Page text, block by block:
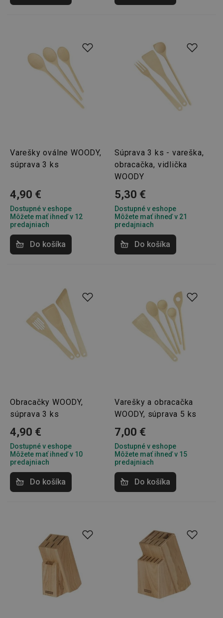
Varešky oválne WOODY,
súprava 3 ks
4,90 €
Dostupné v eshope
Môžete mať ihneď v 12
predajniach
Do košíka
Súprava 3 ks - vareška,
obracačka, vidlička
WOODY
5,30 €
Dostupné v eshope
Môžete mať ihneď v 21
predajniach
Do košíka
Obracačky WOODY,
súprava 3 ks
4,90 €
Dostupné v eshope
Môžete mať ihneď v 10
predajniach
Do košíka
Varešky a obracačka
WOODY, súprava 5 ks
7,00 €
Dostupné v eshope
Môžete mať ihneď v 15
predajniach
Do košíka
udid .tescoma.cz
__rtbh.lid www.tescoma.sk 1 rok
lastVisitedProducts www.tescoma.sk
shopsys_abc www.tescoma.sk
SERVERID
HAProxy
Technologies LLC
.clickonometrics.pl
CookieScriptConsent